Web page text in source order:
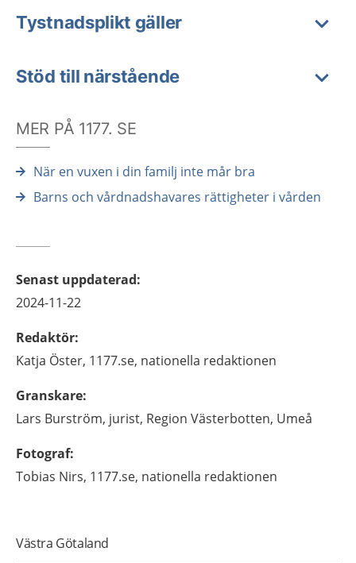
Tystnadsplikt gäller
Stöd till närstående
MER PÅ 1177. SE
När en vuxen i din familj inte mår bra
Barns och vårdnadshavares rättigheter i vården
Senast uppdaterad:
2024-11-22
Redaktör:
Katja Öster, 1177.se, nationella redaktionen
Granskare:
Lars Burström, jurist, Region Västerbotten, Umeå
Fotograf:
Tobias Nirs, 1177.se, nationella redaktionen
Västra Götaland